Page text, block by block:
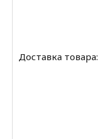
Доставка товара: